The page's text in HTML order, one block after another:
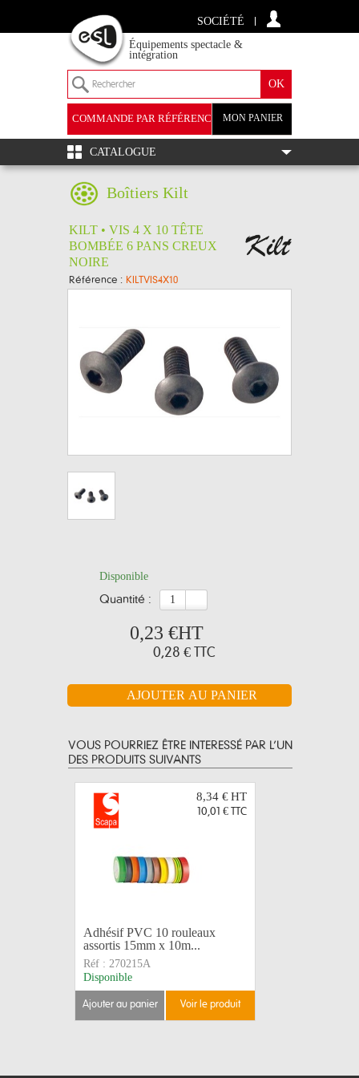
SOCIÉTÉ
Équipements spectacle &
intégration
MON PANIER
COMMANDE PAR RÉFÉRENCE
+
CATALOGUE
Boîtiers Kilt
KILT • VIS 4 X 10 TÊTE
BOMBÉE 6 PANS CREUX
NOIRE
Référence : KILTVIS4X10
Disponible
quantité :
0,23 €HT
0,28 € TTC
VOUS POURRIEZ ÊTRE INTERESSÉ PAR L’UN
DES PRODUITS SUIVANTS
8,34 €HT
10,01 € TTC
Adhésif PVC 10 rouleaux
assortis 15mm x 10m...
Réf : 270215A
Disponible
ajouter au panier voir le produit